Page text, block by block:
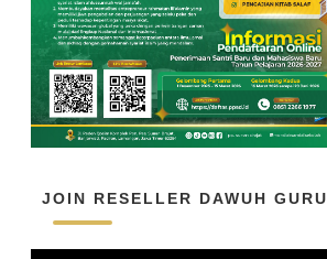
JOIN RESELLER DAWUH GURU